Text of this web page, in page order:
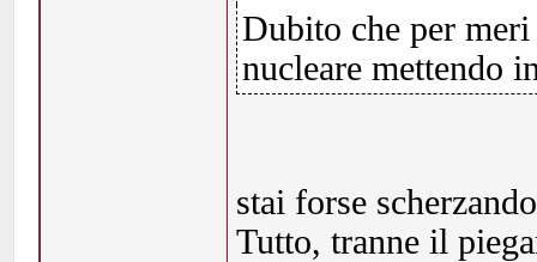
Dubito che per
nucleare mettendo
stai forse
Tutto, tranne il